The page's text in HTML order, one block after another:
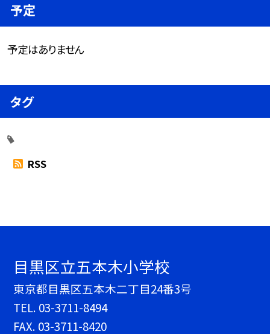
予定
予定はありません
タグ
RSS
目黒区立五本木小学校
東京都目黒区五本木二丁目24番3号
TEL. 03-3711-8494
FAX. 03-3711-8420